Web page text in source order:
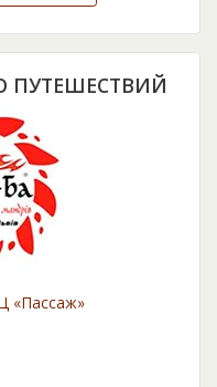
ПУТЕШЕСТВИЙ
«Пассаж»